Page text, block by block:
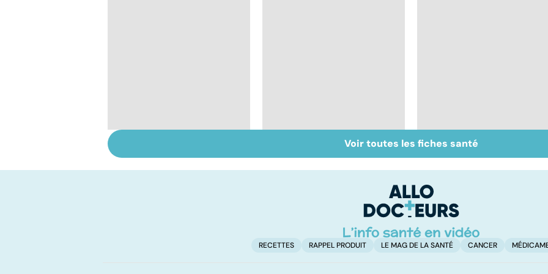
infections
Inflammation des
amygdales : que faire
Suicide : prévenir le
passage à l'acte
Voir toutes les fiches santé
RECETTES RAPPEL PRODUIT LE MAG DE LA SANTÉ CANCER